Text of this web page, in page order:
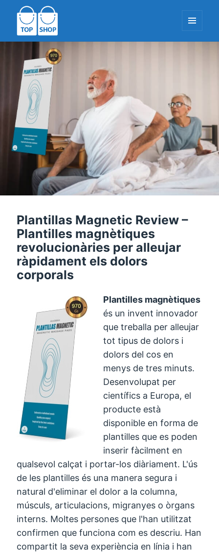
TopShop-EU.com
I
Plantillas Magnetic Review –
Plantilles magnètiques
revolucionàries per alleujar
ràpidament els dolors
corporals
Plantilles magnètiques
és un invent innovador
que treballa per alleujar
tot tipus de dolors i
dolors del cos en
menys de tres minuts.
Desenvolupat per
científics a Europa, el
producte està
disponible en forma de
plantilles que es poden
inserir fàcilment en
qualsevol calçat i portar-los diàriament. L'ús
de les plantilles és una manera segura i
natural d'eliminar el dolor a la columna,
músculs, articulacions, migranyes o òrgans
interns. Moltes persones que l'han utilitzat
confirmen que funciona com es descriu. Han
compartit la seva experiència en línia i han